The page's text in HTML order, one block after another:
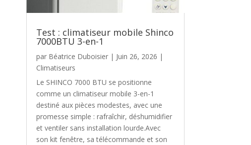
Test : climatiseur mobile Shinco
7000BTU 3-en-1
par Béatrice Duboisier| Juin 26, 2026 |
Climatiseurs
Le SHINCO 7000 BTU se positionne
comme un climatiseur mobile 3-en-1
destiné aux pièces modestes, avec une
promesse simple : rafraîchir, déshumidifier
et ventiler sans installation lourde.Avec
son kit fenêtre, sa télécommande et son